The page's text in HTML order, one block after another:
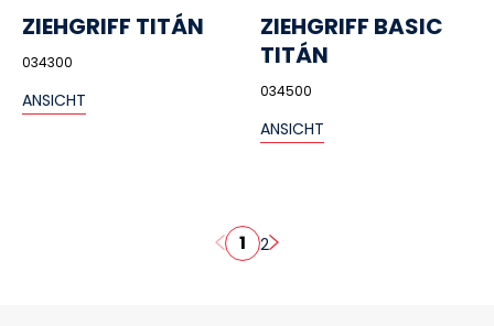
ZIEHGRIFF TITÁN
034300
ANSICHT
ZIEHGRIFF BASIC
TITÁN
034500
ANSICHT
1 2